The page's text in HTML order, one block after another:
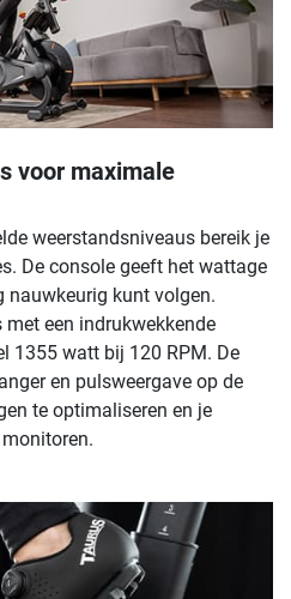
voor maximale
weerstandsniveaus bereik je
De console geeft het wattage
nauwkeurig kunt volgen.
een indrukwekkende
1355 watt bij 120 RPM. De
en pulsweergave op de
te optimaliseren en je